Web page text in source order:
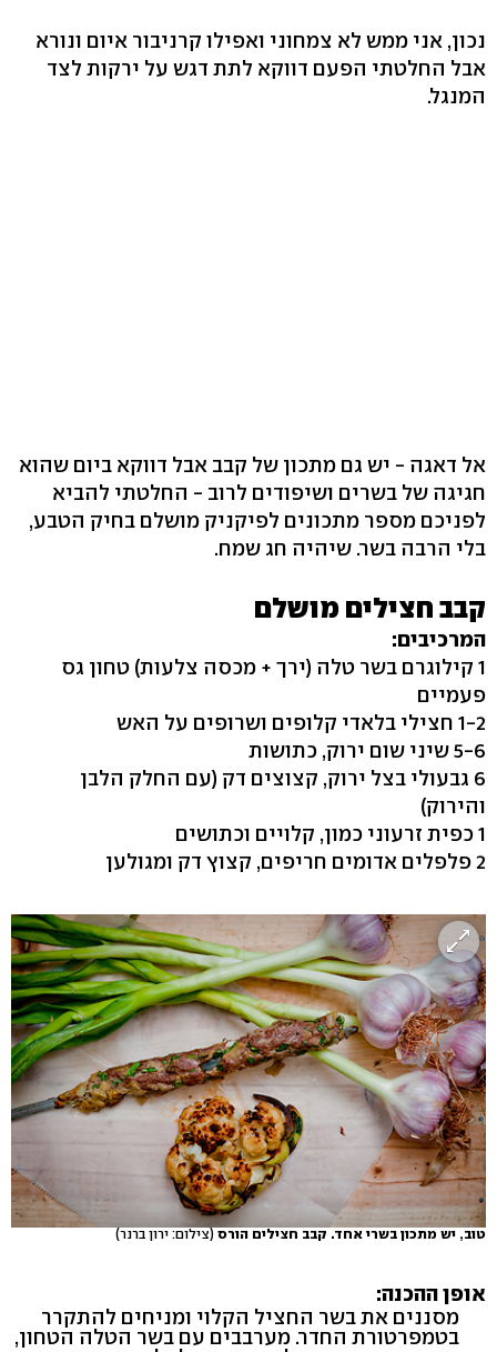
נכון, אני ממש לא צמחוני ואפילו קרניבור איום ונורא
אבל החלטתי הפעם דווקא לתת דגש על ירקות לצד
המנגל.
אל דאגה - יש גם מתכון של קבב אבל דווקא ביום שהוא
חגיגה של בשרים ושיפודים לרוב - החלטתי להביא
לפניכם מספר מתכונים לפיקניק מושלם בחיק הטבע,
בלי הרבה בשר. שיהיה חג שמח.
קבב חצילים מושלם
המרכיבים:
1 קילוגרם בשר טלה (ירך + מכסה צלעות) טחון גס
פעמיים
1-2 חצילי בלאדי קלופים ושרופים על האש
5-6 שיני שום ירוק, כתושות
6 גבעולי בצל ירוק, קצוצים דק (עם החלק הלבן
והירוק)
1 כפית זרעוני כמון, קלויים וכתושים
2 פלפלים אדומים חריפים, קצוץ דק ומגולען
טוב, יש מתכון בשרי אחד. קבב חצילים הורס(צילום: ירון ברנר)
אופן ההכנה:
מסננים את בשר החציל הקלוי ומניחים להתקרר
בטמפרטורת החדר. מערבבים עם בשר הטלה הטחון,